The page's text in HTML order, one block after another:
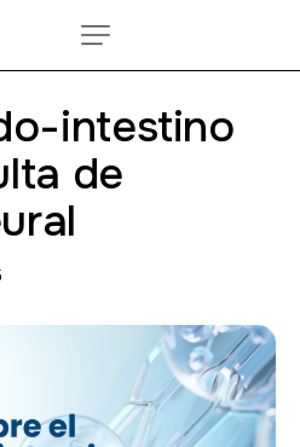
intestino
de